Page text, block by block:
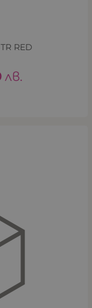
RED
лв.